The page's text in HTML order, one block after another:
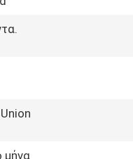
μήνα